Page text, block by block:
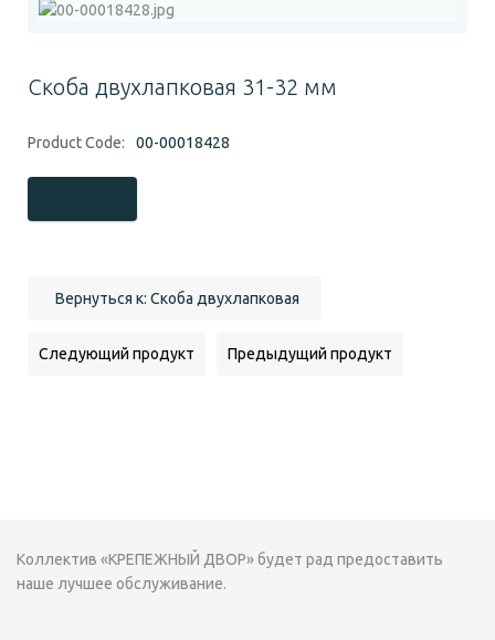
Скоба двухлапковая 31-32 мм
Product Code: 00-00018428
Вернуться к: Скоба двухлапковая
Следующий продукт Предыдущий продукт
Коллектив «КРЕПЕЖНЫЙ ДВОР» будет рад предоставить
наше лучшее обслуживание.